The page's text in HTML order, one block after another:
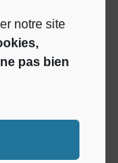
notre site
pas bien
sociaux